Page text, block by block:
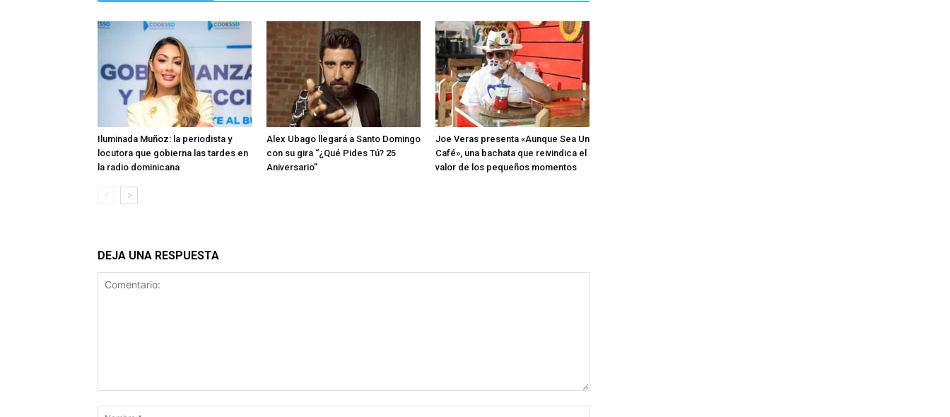
Iluminada Muñoz: la periodista y
locutora que gobierna las tardes en
la radio dominicana
Alex Ubago llegará a Santo Domingo
con su gira “¿Qué Pides Tú? 25
Aniversario”
Joe Veras presenta «Aunque Sea Un
Café», una bachata que reivindica el
valor de los pequeños momentos
DEJA UNA RESPUESTA